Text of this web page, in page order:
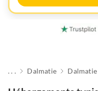
. . . Dalmatie